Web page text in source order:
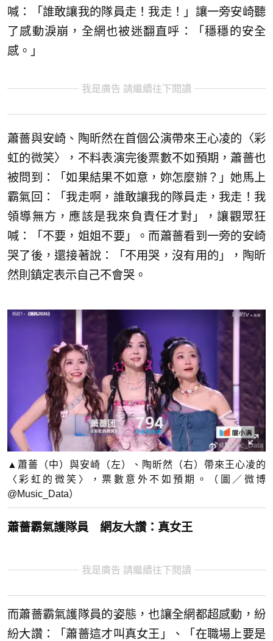
喊：「誰敢讓我的隊員走！我走！」讓一旁安崎聽
了感動淚崩，全網也被迷翻直呼：「穩穩的安全
感。」
我是廣告 請繼續往下閱讀
蕭薔與安崎、陶昕然在首個公演帶來王心凌的〈彩
虹的微笑〉，不料表演完後票數不如預期，蕭薔也
被問到：「如果結果不如意，妳怎麼辦？」她馬上
霸氣回：「我走啊，誰敢讓我的隊員走，我走！我
領導無方，應該是我來負責任才對」，讓觀眾狂
喊：「不要，姐姐不要」。而蕭薔看到一旁的安崎
哭了後，還接著說：「不用哭，沒有用的」，陶昕
然則鎮定表示自己不會哭。
▲蕭薔（中）與安崎（左）、陶昕然（右）帶來王心凌的
〈彩虹的微笑〉，票數意外不如預期。（圖／微博
@Music_Data）
蕭薔霸氣護隊員 網友大讚：真女王
我是廣告 請繼續往下閱讀
而蕭薔霸氣護隊員的姿態，也讓全網都超感動，紛
紛大讚：「蕭薔這才叫真女王」、「在職場上要是